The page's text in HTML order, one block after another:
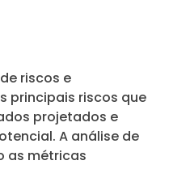
riscos e
principais riscos que
projetados e
A análise de
as métricas